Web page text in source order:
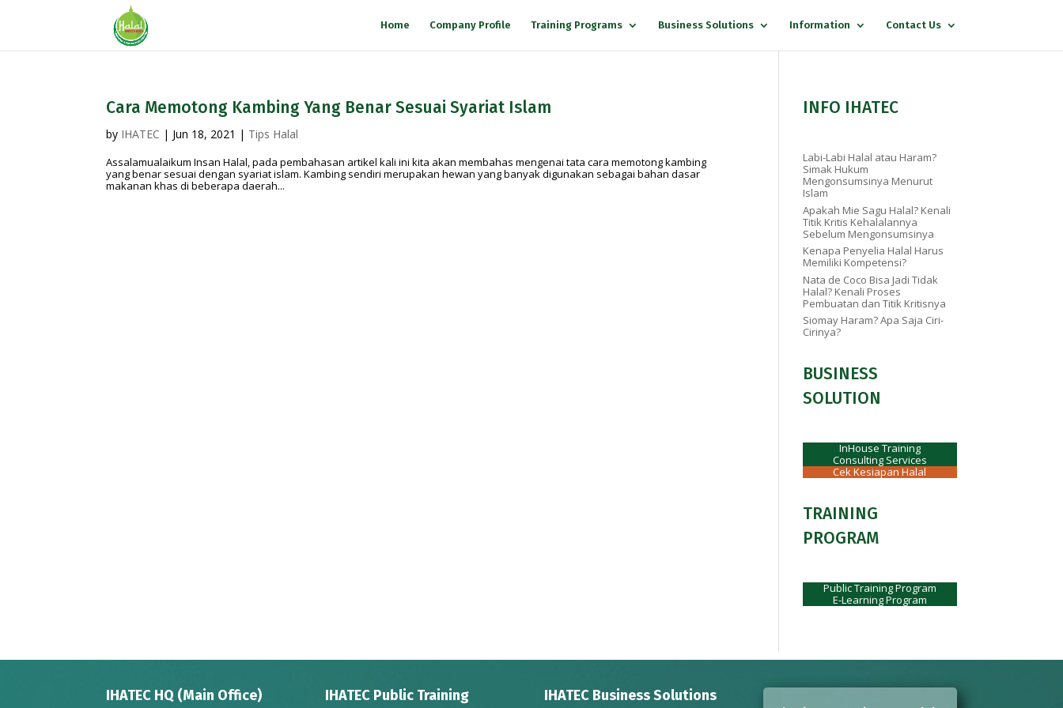
Home Company Profile Training Programs Business Solutions Information Contact Us
Cara Memotong Kambing Yang Benar Sesuai Syariat Islam
by IHATEC | Jun 18, 2021 | Tips Halal
Assalamualaikum Insan Halal, pada pembahasan artikel kali ini kita akan membahas mengenai tata cara memotong kambing
yang benar sesuai dengan syariat islam. Kambing sendiri merupakan hewan yang banyak digunakan sebagai bahan dasar
makanan khas di beberapa daerah...
INFO IHATEC
Labi-Labi Halal atau Haram?
Simak Hukum
Mengonsumsinya Menurut
Islam
Apakah Mie Sagu Halal? Kenali
Titik Kritis Kehalalannya
Sebelum Mengonsumsinya
Kenapa Penyelia Halal Harus
Memiliki Kompetensi?
Nata de Coco Bisa Jadi Tidak
Halal? Kenali Proses
Pembuatan dan Titik Kritisnya
Siomay Haram? Apa Saja Ciri-
Cirinya?
BUSINESS
SOLUTION
InHouse Training
Consulting Services
Cek Kesiapan Halal
TRAINING
PROGRAM
Public Training Program
E-Learning Program
IHATEC HQ (Main Office) IHATEC Public Training IHATEC Business Solutions